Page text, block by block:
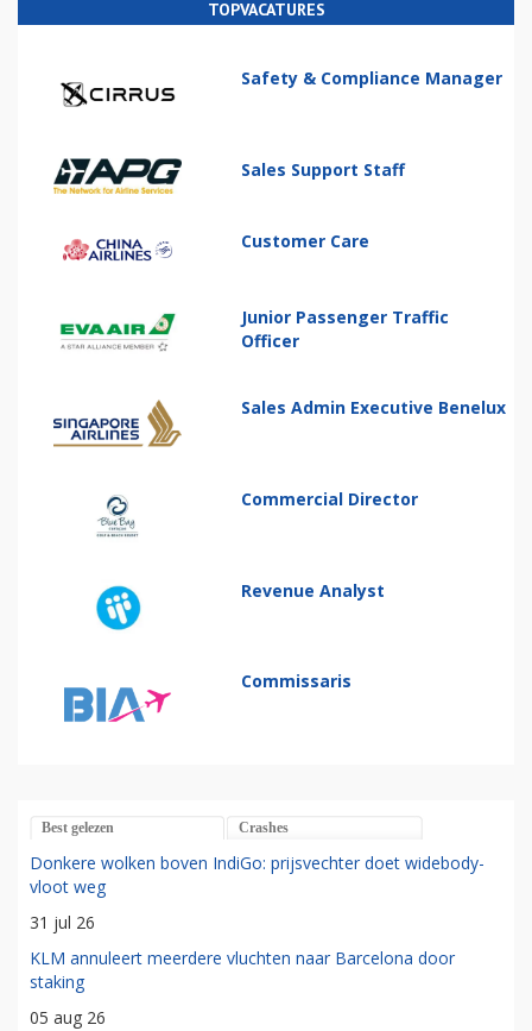
TOPVACATURES
Safety & Compliance Manager
Sales Support Staff
Customer Care
Junior Passenger Traffic
Officer
Sales Admin Executive Benelux
Commercial Director
Revenue Analyst
Commissaris
Best gelezen Crashes
Donkere wolken boven IndiGo: prijsvechter doet widebody-
vloot weg
31 jul 26
KLM annuleert meerdere vluchten naar Barcelona door
staking
05 aug 26